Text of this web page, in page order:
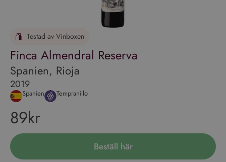
Testad av Vinboxen
Finca Almendral Reserva
Spanien, Rioja
2019
Spanien Tempranillo
89kr
Beställ här